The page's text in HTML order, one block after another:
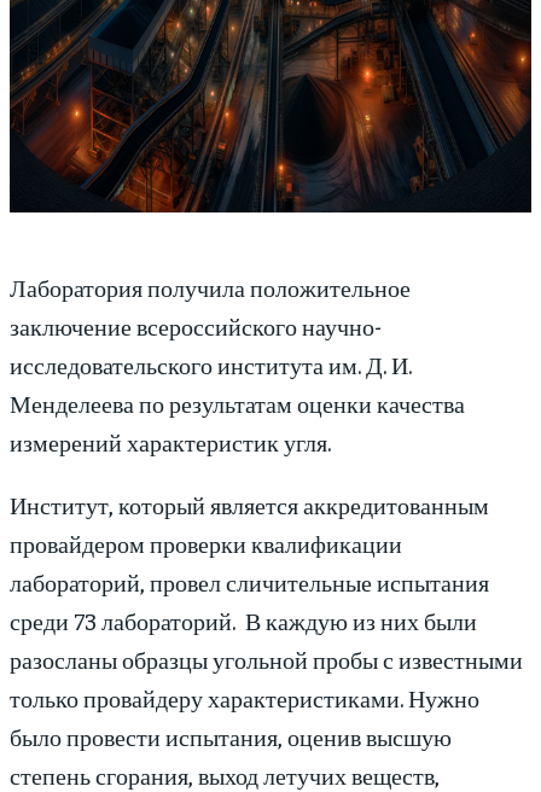
Лаборатория получила положительное
заключение всероссийского научно-
исследовательского института им. Д. И.
Менделеева по результатам оценки качества
измерений характеристик угля.
Институт, который является аккредитованным
провайдером проверки квалификации
лабораторий, провел сличительные испытания
среди 73 лабораторий. В каждую из них были
разосланы образцы угольной пробы с известными
только провайдеру характеристиками. Нужно
было провести испытания, оценив высшую
степень сгорания, выход летучих веществ,